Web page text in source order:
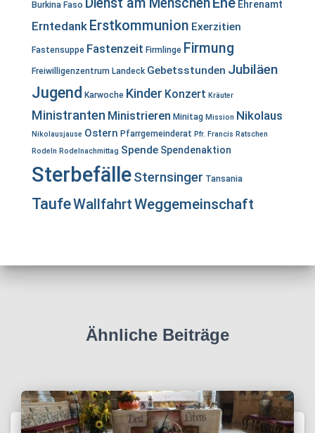
Burkina Faso Ehrenamt
Erntedank Erstkommunion Exerzitien
Fastensuppe Fastenzeit Firmlinge Firmung
Freiwilligenzentrum Landeck Gebetsstunden Jubiläen
Jugend Karwoche Kinder Konzert Kräuter
Ministranten Ministrieren Minitag Mission Nikolaus
Nikolausjause Ostern Pfarrgemeinderat Pfr. Francis Ratschen
Rodeln Rodelnachmittag Spende Spendenaktion
SterbefälleSternsinger Tansania
TaufeWallfahrtWeggemeinschaft
Ähnliche Beiträge